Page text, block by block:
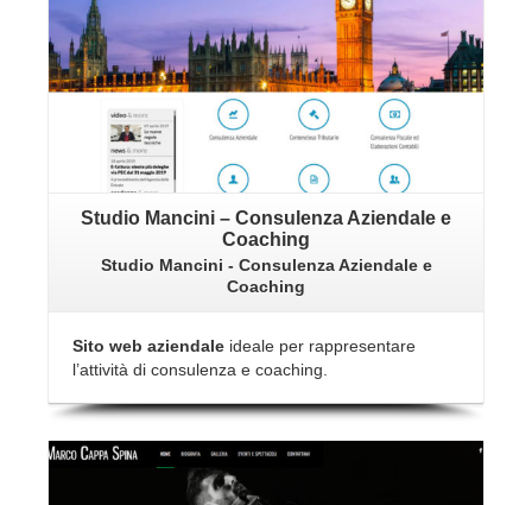
Studio Mancini – Consulenza Aziendale e
Coaching
Studio Mancini - Consulenza Aziendale e
Coaching
Sito web aziendale ideale per rappresentare
l’attività di consulenza e coaching.
Vai